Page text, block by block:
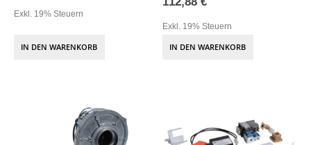
Exkl. 19% Steuern
IN DEN WARENKORB
Exkl. 19% Steuern
IN DEN WARENKORB